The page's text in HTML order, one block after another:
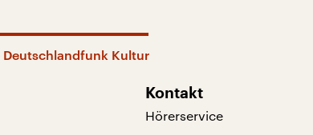
Deutschlandfunk Kultur
Kontakt
Hörerservice